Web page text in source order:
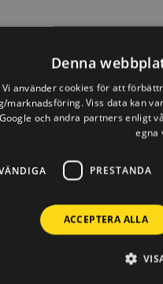
Denna
Vi använder cookies för att
marknadsföring. Viss data kan
och andra partners enligt
egna
PRESTANDA
ACCEPTERA ALLA